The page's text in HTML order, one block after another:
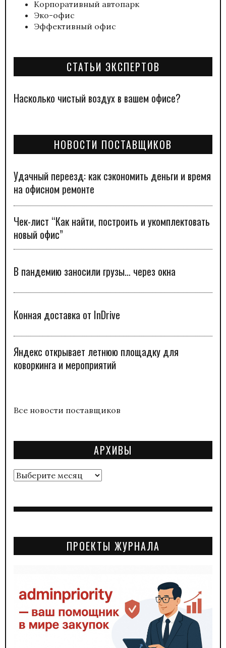
Корпоративный автопарк
Эко-офис
Эффективный офис
СТАТЬИ ЭКСПЕРТОВ
Насколько чистый воздух в вашем офисе?
НОВОСТИ ПОСТАВЩИКОВ
Удачный переезд: как сэкономить деньги и время
на офисном ремонте
Чек-лист “Как найти, построить и укомплектовать
новый офис”
В пандемию заносили грузы… через окна
Конная доставка от InDrive
Яндекс открывает летнюю площадку для
коворкинга и мероприятий
Все новости поставщиков
АРХИВЫ
Архивы
ПРОЕКТЫ ЖУРНАЛА